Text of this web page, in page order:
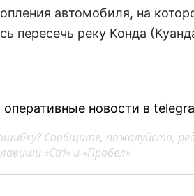
автомобиля, на
пересечь реку Конда
новости в
Сообщите, пожалуйста,
«Ctrl» и «Пробел»